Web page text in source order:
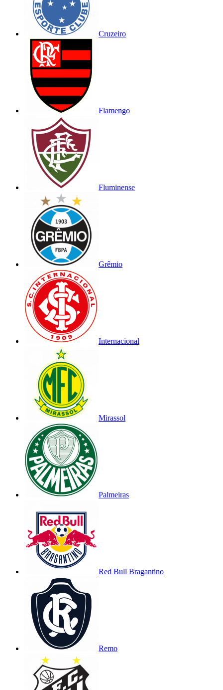
Cruzeiro
Flamengo
Fluminense
Grêmio
Internacional
Mirassol
Palmeiras
Red Bull Bragantino
Remo